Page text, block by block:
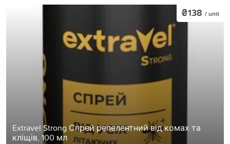
Extravel Strong Спрей репелентний від комах та
кліщів, 100 мл
₴138 / unit